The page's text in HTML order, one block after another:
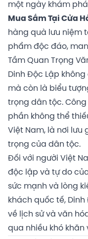
một ngày khám
Mua Sắm Tại Cửa
hàng quà lưu niệm
phẩm độc đáo,
Tầm Quan Trọng
Dinh Độc Lập
mà còn là biểu
trọng dân tộc.
phần không thể
Việt Nam, là nơi lưu
trọng của dân tộc.
Đối với người Việt
độc lập và tự do
sức mạnh và lòng
khách quốc tế,
về lịch sử và văn
qua nhiều khó khăn